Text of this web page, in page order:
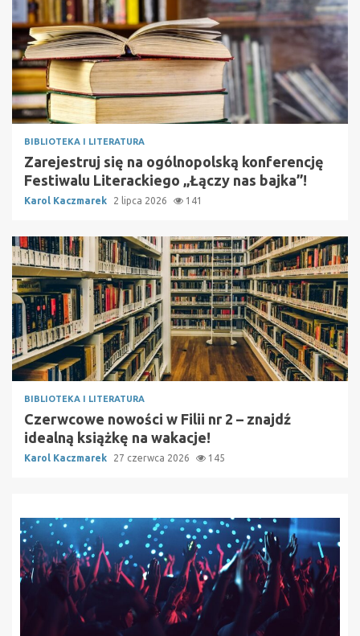
BIBLIOTEKA I LITERATURA
Zarejestruj się na ogólnopolską konferencję
Festiwalu Literackiego „Łączy nas bajka”!
Karol Kaczmarek 2 lipca 2026 141
BIBLIOTEKA I LITERATURA
Czerwcowe nowości w Filii nr 2 – znajdź
idealną książkę na wakacje!
Karol Kaczmarek 27 czerwca 2026 145